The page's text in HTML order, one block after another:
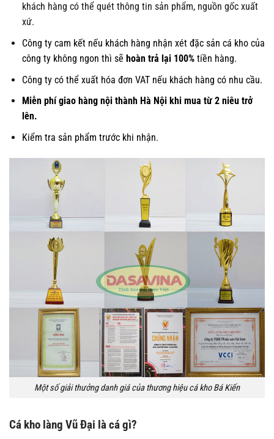
khách hàng có thể quét thông tin sản phẩm, nguồn gốc xuất
xứ.
Công ty cam kết nếu khách hàng nhận xét đặc sản cá kho của
công ty không ngon thì sẽ hoàn trả lại 100%tiền hàng.
Công ty có thể xuất hóa đơn VAT nếu khách hàng có nhu cầu.
Miễn phí giao hàng nội thành Hà Nội khi mua từ 2 niêu trở
lên.
Kiểm tra sản phẩm trước khi nhận.
Một số giải thưởng danh giá của thương hiệu cá kho Bá Kiến
Cá kho làng Vũ Đại là cá gì?